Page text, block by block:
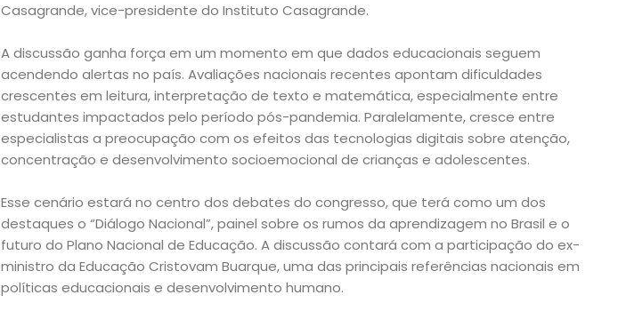
Casagrande, vice-presidente do Instituto Casagrande.
A discussão ganha força em um momento em que dados educacionais seguem
acendendo alertas no país. Avaliações nacionais recentes apontam dificuldades
crescentes em leitura, interpretação de texto e matemática, especialmente entre
estudantes impactados pelo período pós-pandemia. Paralelamente, cresce entre
especialistas a preocupação com os efeitos das tecnologias digitais sobre atenção,
concentração e desenvolvimento socioemocional de crianças e adolescentes.
Esse cenário estará no centro dos debates do congresso, que terá como um dos
destaques o “Diálogo Nacional”, painel sobre os rumos da aprendizagem no Brasil e o
futuro do Plano Nacional de Educação. A discussão contará com a participação do ex-
ministro da Educação Cristovam Buarque, uma das principais referências nacionais em
políticas educacionais e desenvolvimento humano.